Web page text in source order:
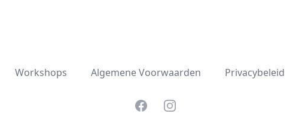
Workshops Algemene Voorwaarden Privacybeleid
FacebookInstagram